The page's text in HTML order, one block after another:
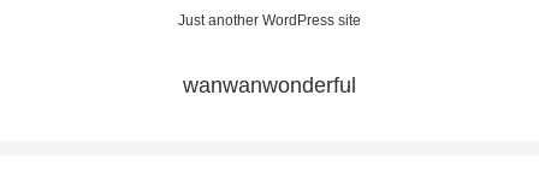
Just another WordPress site
wanwanwonderful